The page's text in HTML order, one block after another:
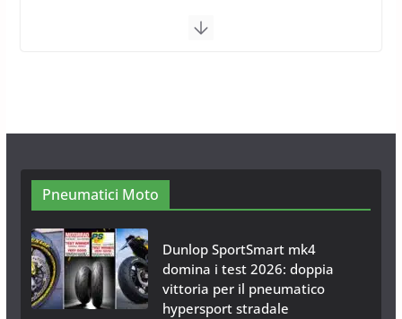
Calze da Neve per Auto 2025:
26 Gennaio 2017
Pneumatici Moto
Dunlop SportSmart mk4
domina i test 2026: doppia
vittoria per il pneumatico
hypersport stradale